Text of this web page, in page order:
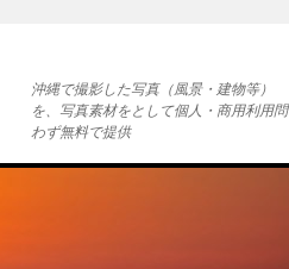
沖縄で撮影した写真（風景・建物等）
を、写真素材をとして個人・商用利用問
わず無料で提供